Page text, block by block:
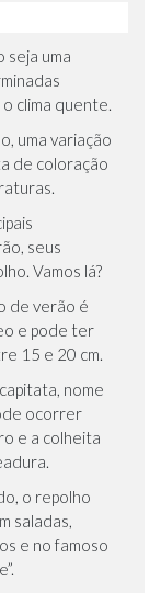
seja uma
clima quente.
uma variação
de coloração
seus
Vamos lá?
de verão é
e pode ter
15 e 20 cm.
nome
ocorrer
e a colheita
o repolho
saladas,
e no famoso